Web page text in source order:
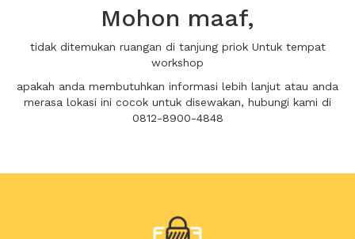
Mohon maaf,
tidak ditemukan ruangan di tanjung priok Untuk tempat
workshop
apakah anda membutuhkan informasi lebih lanjut atau anda
merasa lokasi ini cocok untuk disewakan, hubungi kami di
0812-8900-4848